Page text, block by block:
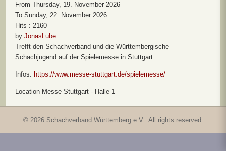
From Thursday, 19. November 2026
To Sunday, 22. November 2026
Hits : 2160
by JonasLube
Trefft den Schachverband und die Württembergische
Schachjugend auf der Spielemesse in Stuttgart
Infos: https://www.messe-stuttgart.de/spielemesse/
Location Messe Stuttgart - Halle 1
© 2026 Schachverband Württemberg e.V.. All rights reserved.